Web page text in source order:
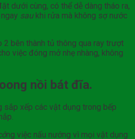
dưới cùng, có thể dễ dàng tháo ra,
sau khi rửa mà không sợ nước
bên thành tủ thông qua ray trượt
việc đóng mở nhẹ nhàng, không
nồi bát đĩa.
sắp xếp các vật dụng trong bếp
ng việc nấu nướng vì mọi vật dụng